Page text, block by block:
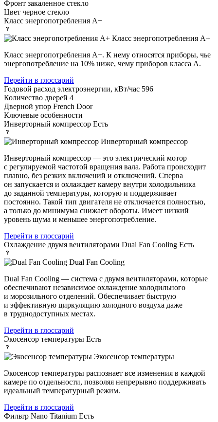
Фронт закаленное стекло
Цвет черное стекло
Класс энергопотребления A+
Класс энергопотребления А+
Класс энергопотребления А+. К нему относятся приборы, чье
энергопотребление на 10% ниже, чему приборов класса А.
Перейти в глоссарий
Годовой расход электроэнергии, кВт/час 596
Количество дверей 4
Дверной упор French Door
Ключевые особенности
Инверторный компрессор Есть
Инверторный компрессор
Инверторный компрессор — это электрический мотор
с регулируемой частотой вращения вала. Работа происходит
плавно, без резких включений и отключений. Сперва
он запускается и охлаждает камеру внутри холодильника
до заданной температуры, которую и поддерживает
постоянно. Такой тип двигателя не отключается полностью,
а только до минимума снижает обороты. Имеет низкий
уровень шума и меньшее энергопотребление.
Перейти в глоссарий
Охлаждение двумя вентиляторами Dual Fan Cooling Есть
Dual Fan Cooling
Dual Fan Cooling — система с двумя вентиляторами, которые
обеспечивают независимое охлаждение холодильного
и морозильного отделений. Обеспечивает быструю
и эффективную циркуляцию холодного воздуха даже
в труднодоступных местах.
Перейти в глоссарий
Экосенсор температуры Есть
Экосенсор температуры
Экосенсор температуры распознает все изменения в каждой
камере по отдельности, позволяя непрерывно поддерживать
идеальный температурный режим.
Перейти в глоссарий
Фильтр Nano Titanium Есть